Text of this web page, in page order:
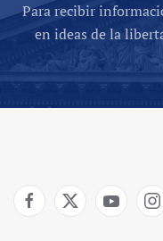
Para recibir
en ideas de la